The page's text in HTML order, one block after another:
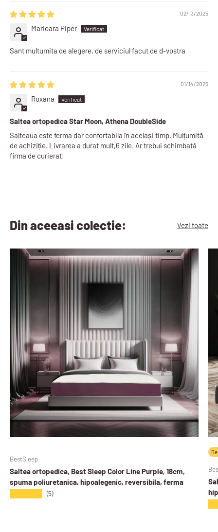
02/13/2025
Marioara Piper
Sant multumita de alegere, de serviciul facut de d-vostra
01/14/2025
Roxana
Saltea ortopedica Star Moon, Athena DoubleSide
Salteaua este ferma dar confortabila în același timp. Mulțumită
de achiziție. Livrarea a durat mult,6 zile. Ar trebui schimbată
firma de curierat!
Din aceeasi colectie: Vezi toate
BestSleep
Saltea ortopedica, Best Sleep Color Line Purple, 18cm,
spuma poliuretanica, hipoalegenic, reversibila, ferma
(5)